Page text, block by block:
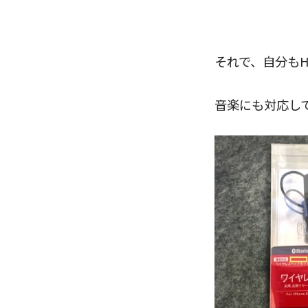
それで、自分も
音楽にも対応し